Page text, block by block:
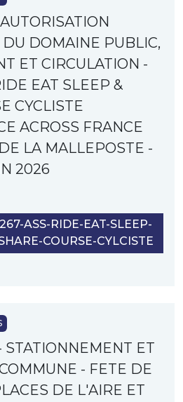
DU DOMAINE PUBLIC,
ET CIRCULATION -
EAT SLEEP &
CYCLISTE
ACROSS FRANCE
LA MALLEPOSTE -
2026
267-ASS-RIDE-EAT-SLEEP-
COURSE-CYLCISTE
STATIONNEMENT ET
- FETE DE
DE L'AIRE ET